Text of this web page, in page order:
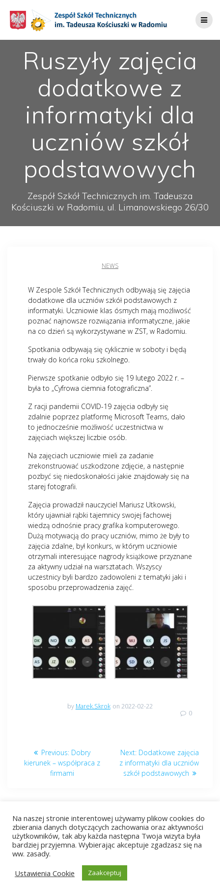
do
treści
Ruszyły zajęcia
dodatkowe z
informatyki dla
uczniów szkół
podstawowych
Zespół Szkół Technicznych im. Tadeusza
Kościuszki w Radomiu, ul. Limanowskiego 26/30
NEWS
W Zespole Szkół Technicznych odbywają się zajęcia
dodatkowe dla uczniów szkół podstawowych z
informatyki. Uczniowie klas ósmych mają możliwość
poznać najnowsze rozwiązania informatyczne, jakie
na co dzień są wykorzystywane w ZST, w Radomiu.
Spotkania odbywają się cyklicznie w soboty i będą
trwały do końca roku szkolnego.
Pierwsze spotkanie odbyło się 19 lutego 2022 r. –
była to „Cyfrowa ciemnia fotograficzna”.
Z racji pandemii COVID-19 zajęcia odbyły się
zdalnie poprzez platformę Microsoft Teams, dało
to jednocześnie możliwość uczestnictwa w
zajęciach większej liczbie osób.
Na zajęciach uczniowie mieli za zadanie
zrekonstruować uszkodzone zdjęcie, a następnie
pozbyć się niedoskonałości jakie znajdowały się na
starej fotografii.
Zajęcia prowadził nauczyciel Mariusz Utkowski,
który ujawniał rąbki tajemnicy swojej fachowej
wiedzą odnośnie pracy grafika komputerowego.
Dużą motywacją do pracy uczniów, mimo że były to
zajęcia zdalne, był konkurs, w którym uczniowie
otrzymali interesujące nagrody książkowe przyznane
za aktywny udział na warsztatach. Wszyscy
uczestnicy byli bardzo zadowoleni z tematyki jaki i
sposobu przeprowadzenia zajęć.
by Marek.Skrok on 2022-02-22
0
Nawigacja
wpisu
Previous: Previous
post:
Dobry
kierunek – współpraca z
firmami
Next: Next
post:
Dodatkowe zajęcia
z informatyki dla uczniów
szkół podstawowych
© 2026 ZST Radom. Built using WordPress andEmpowerWP
Na naszej stronie interentowej używamy plikow cookies do
zbierania danych dotyczących zachowania oraz aktywności
użytkowników, tak aby każda następna Twoja wizyta była
bardziej przyjemna. Wybierając akceptuje zgadzasz się na
ww. zasady.
Ustawienia Cookie
Zaakceptuj